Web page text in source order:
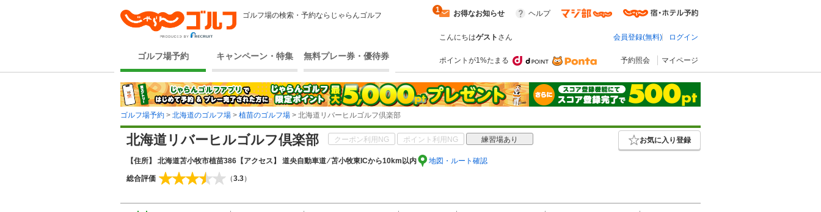
ゴルフ場の検索・予約ならじゃらんゴルフ
ゴルフ場予約 キャンペーン・特集 無料プレー券・優待券
お得なお知らせ
1 ヘルプ
こんにちはゲスト さん 会員登録(無料) ログイン
ポイントが1%たまる 予約照会 マイページ
ゴルフ場予約 > 北海道のゴルフ場 > 植苗のゴルフ場 > 北海道リバーヒルゴルフ倶楽部
北海道リバーヒルゴルフ倶楽部 クーポン利用NG ポイント利用NG 練習場あり お気に入り登録
【住所】 北海道苫小牧市植苗386 【アクセス】 道央自動車道 ⁄ 苫小牧東ICから10km以内 地図・ルート確認
総合評価 （3.3）